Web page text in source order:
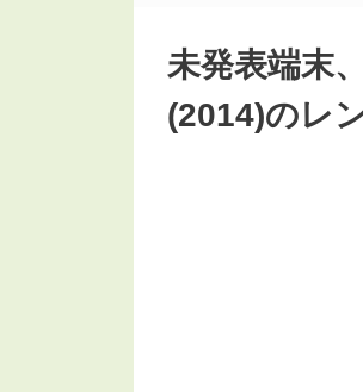
未発表端末
(2014)のレ